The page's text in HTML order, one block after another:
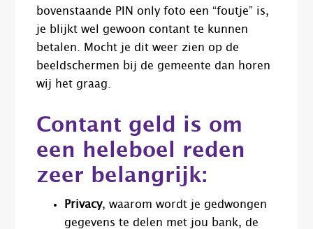
bovenstaande PIN only foto een “foutje” is,
je blijkt wel gewoon contant te kunnen
betalen. Mocht je dit weer zien op de
beeldschermen bij de gemeente dan horen
wij het graag.
Contant geld is om
een heleboel reden
zeer belangrijk:
Privacy, waarom wordt je gedwongen
gegevens te delen met jou bank, de